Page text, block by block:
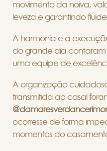
movimento da noiva,
leveza e garantindo
A harmonia e a
do grande dia contaram
uma equipe de
A organização
transmitida ao casal
ocorresse de forma
momentos do